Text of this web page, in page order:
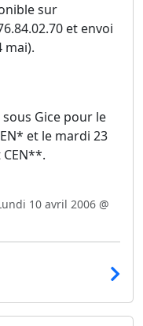
sur
et envoi
mai).
Gice pour le
et le mardi 23
10 avril 2006 @